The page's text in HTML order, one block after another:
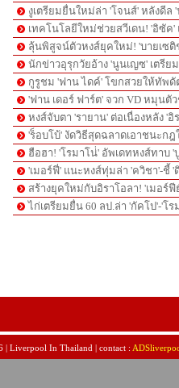
งูเตรียมยื่นใหม่ล่า 'โจนส์' หลังดีล
เทคโนโลยีใหม่ช่วยสวีเดน! 'อิซัค'
ลุ้นพิสูจน์ตัวหงส์ยุคใหม่! 'บายเซ
นักข่าวอุรุกวัยอ้าง 'นูนเญซ' เตรี
กูรูชม 'ฟาน ไดค์' โขกสวยให้ทัพ
'ฟาน เดอร์ ฟาร์ต' จวก VD หมุนตั
หงส์จับตา 'รายาน' ต่อเนื่องหลัง '
'ร็อบโบ้' งัดวิธีสุดฉลาดเอาชนะก
ฮือฮา! 'โรมาโน่่' อัพเดทหงส์ทาบ '
'เมอร์ฟี่' แนะหงส์ทุ่มล่า 'ควิชา'-ชี้ '
สร้างยุคใหม่กับอิราโอลา! 'เมอร์
ไก่เตรียมยื่น 60 ลป.ล่า 'กัคโป'-'โ
| Liverpool In Thailand | contact :